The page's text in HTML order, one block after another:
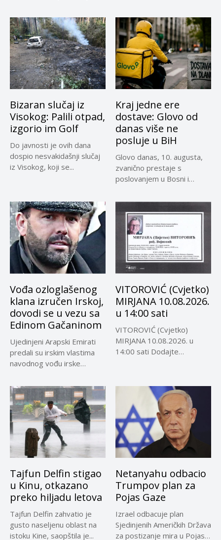
temperature...
Bizaran slučaj iz
Visokog: Palili otpad,
izgorio im Golf
Do javnosti je ovih dana
dospio nesvakidašnji slučaj
iz Visokog, koji se...
Kraj jedne ere
dostave: Glovo od
danas više ne
posluje u BiH
Glovo danas, 10. augusta,
zvanično prestaje s
poslovanjem u Bosni i
Vođa ozloglašenog
klana izručen Irskoj,
dovodi se u vezu sa
Edinom Gačaninom
Ujedinjeni Arapski Emirati
predali su irskim vlastima
navodnog vođu irske
VITOROVIĆ (Cvjetko)
MIRJANA 10.08.2026.
u 14:00 sati
VITOROVIĆ (Cvjetko)
MIRJANA 10.08.2026. u
14:00 sati Dodajte
Tajfun Delfin stigao
u Kinu, otkazano
preko hiljadu letova
Tajfun Delfin zahvatio je
gusto naseljenu oblast na
istoku Kine, saopštila je...
Netanyahu odbacio
Trumpov plan za
Pojas Gaze
Izrael odbacuje plan
Sjedinjenih Američkih Država
za postizanje mira u Pojasu